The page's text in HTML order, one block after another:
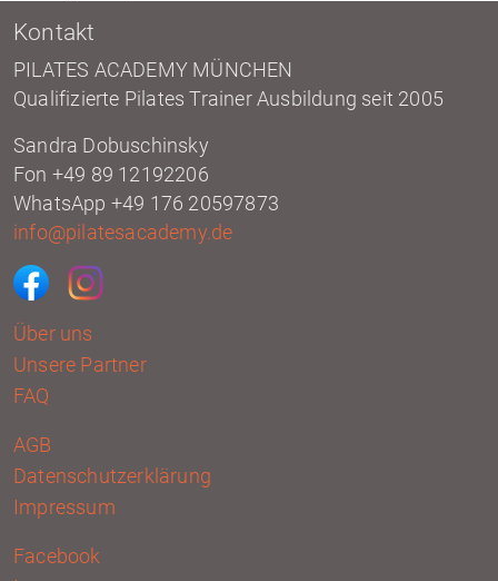
Kontakt
PILATES ACADEMY MÜNCHEN
Qualifizierte Pilates Trainer Ausbildung seit 2005
Sandra Dobuschinsky
Fon +49 89 12192206
WhatsApp +49 176 20597873
info@pilatesacademy.de
Über uns
Unsere Partner
FAQ
AGB
Datenschutzerklärung
Impressum
Facebook